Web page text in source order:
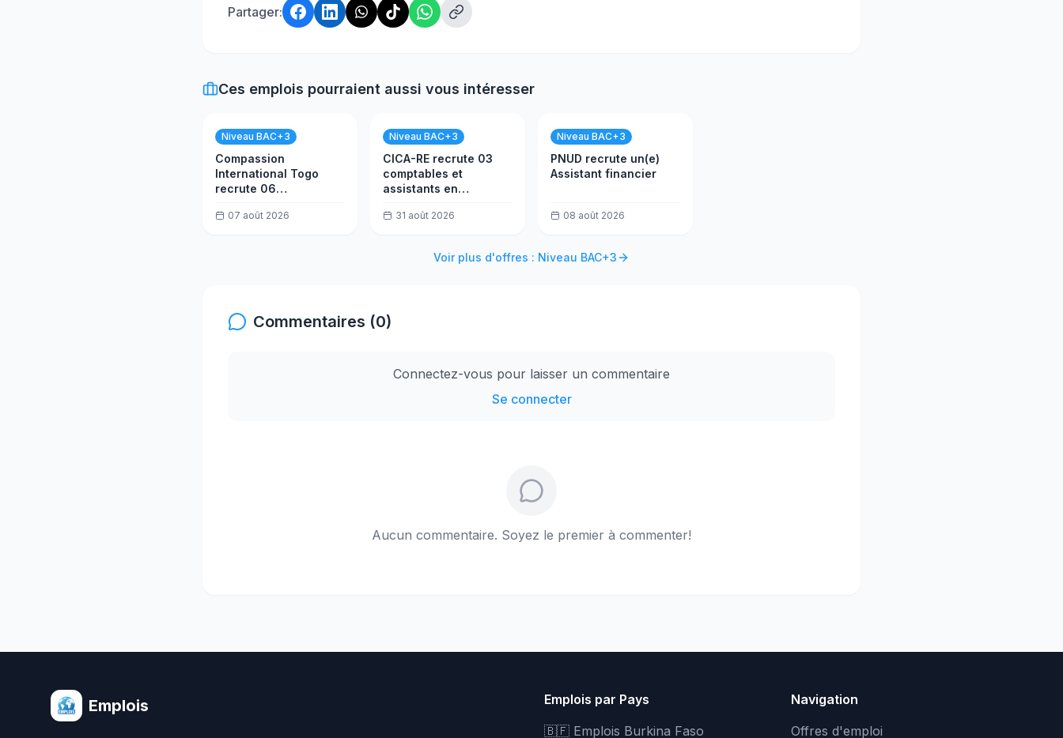
Partager:
Ces emplois pourraient aussi vous intéresser
Niveau BAC+3
Compassion
International Togo
recrute 06
formateurs
07 août 2026
Niveau BAC+3
CICA-RE recrute 03
comptables et
assistants en
31 août 2026
Niveau BAC+3
PNUD recrute un(e)
Assistant financier
08 août 2026
Voir plus d'offres : Niveau BAC+3
Commentaires (0)
Connectez-vous pour laisser un commentaire
Se connecter
Aucun commentaire. Soyez le premier à commenter!
Emplois
Emplois par Pays
🇧🇫 Emplois Burkina Faso
Navigation
Offres d'emploi